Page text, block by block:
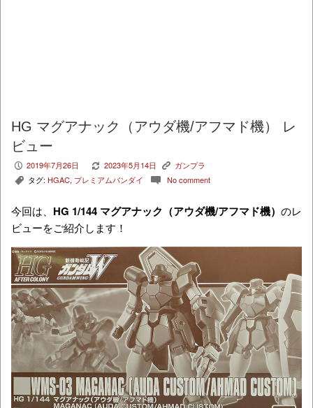
HG マグアナック（アウダ機/アフマド機） レ
ビュー
P 2019年7月26日 V 2023年5月14日 K ガンプラ
, タグ: HGAC, プレミアムバンダイ c No comment
今回は、 HG 1/144 マグアナック（アウダ機/アフマド機） のレ
ビューをご紹介します！